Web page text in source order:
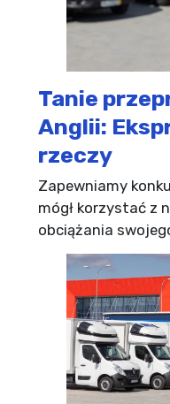
Tanie
Anglii:
rzeczy
Zapewniamy
mógł korzystać z
obciążania